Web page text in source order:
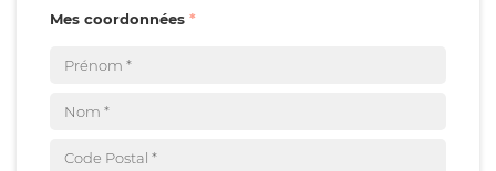
Mes coordonnées